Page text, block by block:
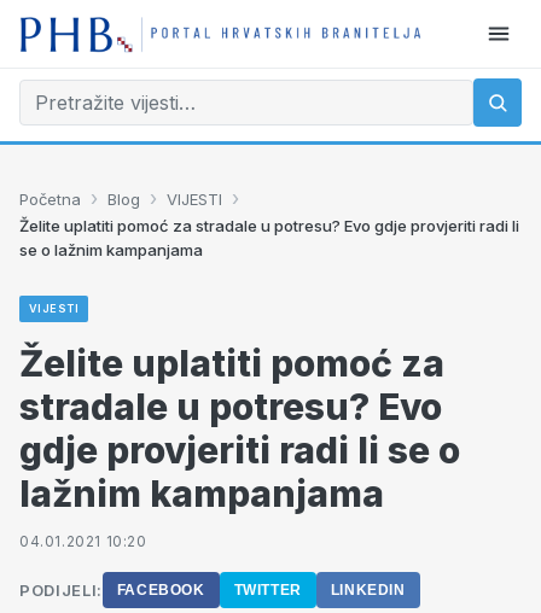
Početna › Blog › VIJESTI ›
Želite uplatiti pomoć za stradale u potresu? Evo gdje provjeriti radi li
se o lažnim kampanjama
VIJESTI
Želite uplatiti pomoć za
stradale u potresu? Evo
gdje provjeriti radi li se o
lažnim kampanjama
04.01.2021 10:20
PODIJELI: FACEBOOK TWITTER LINKEDIN